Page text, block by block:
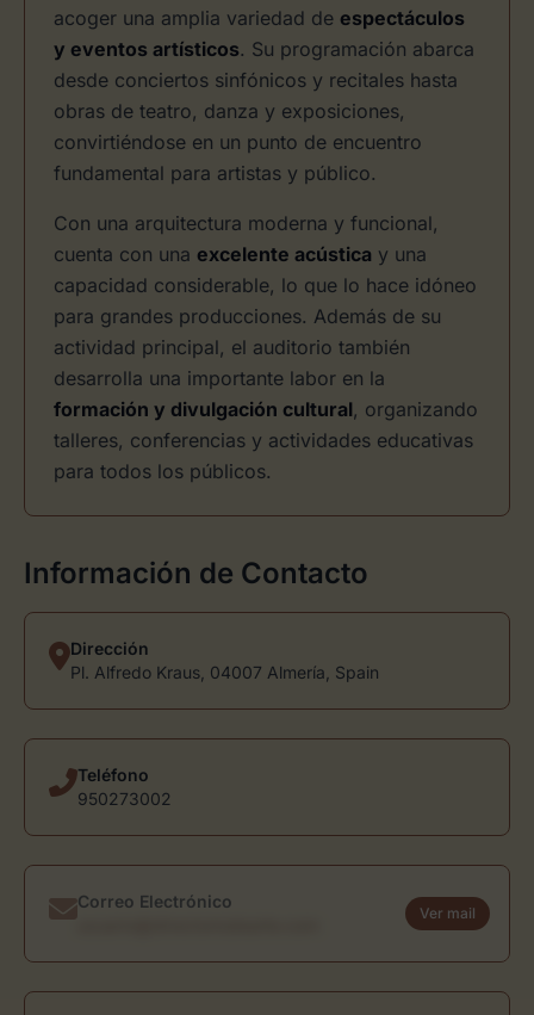
acoger una amplia variedad de espectáculos
y eventos artísticos. Su programación abarca
desde conciertos sinfónicos y recitales hasta
obras de teatro, danza y exposiciones,
convirtiéndose en un punto de encuentro
fundamental para artistas y público.
Con una arquitectura moderna y funcional,
cuenta con una excelente acústica y una
capacidad considerable, lo que lo hace idóneo
para grandes producciones. Además de su
actividad principal, el auditorio también
desarrolla una importante labor en la
formación y divulgación cultural, organizando
talleres, conferencias y actividades educativas
para todos los públicos.
Información de Contacto
Dirección
Pl. Alfredo Kraus, 04007 Almería, Spain
Teléfono
950273002
Correo Electrónico
Ver mail